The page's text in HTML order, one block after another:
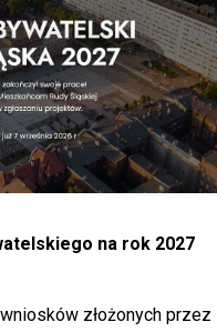
na rok 2027
złożonych przez